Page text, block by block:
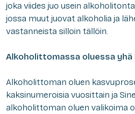
joka viides juo usein
jossa muut juovat alkoholia ja
vastanneista silloin tällöin.
Alkoholittomassa oluessa yhä
Alkoholittoman oluen
kaksinumeroisia vuosittain ja
alkoholittoman oluen valikoima